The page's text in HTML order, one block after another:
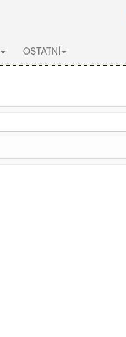
OSTATNÍ